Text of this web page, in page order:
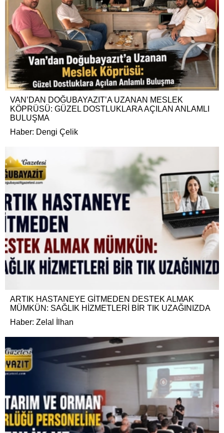
VAN’DAN DOĞUBAYAZIT’A UZANAN MESLEK
KÖPRÜSÜ: GÜZEL DOSTLUKLARA AÇILAN ANLAMLI
BULUŞMA
Haber: Dengi Çelik
ARTIK HASTANEYE GİTMEDEN DESTEK ALMAK
MÜMKÜN: SAĞLIK HİZMETLERİ BİR TIK UZAĞINIZDA
Haber: Zelal İlhan